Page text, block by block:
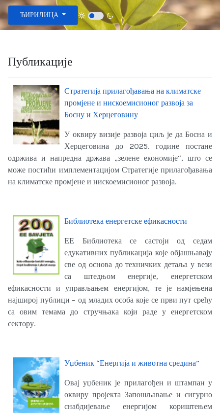
Изаберите ваш језик
ЋИРИЛИЦА
Публикације
Стратегија прилагођавања на климатске
промјене и нискоемисионог развоја за
Босну и Херцеговину
У оквиру визије развоја циљ је да Босна и
Херцеговина до 2025. године постане
одржива и напредна држава „зелене економије“, што се
може постићи имплементацијом Стратегије прилагођавања
на климатске промјене и нискоемисионог развоја.
Библиотека енергетске ефикасности
ЕЕ Библиотека се састоји од седам
едукативних публикација које објашњавају
све од основа до техничких детаља у вези
са штедњом енергије, енергетском
ефикасности и управљањем енергијом, те је намјењена
најширој публици – од младих особа које се први пут срећу
са овим темама до стручњака који раде у енергетском
сектору.
Уџбеник “Енергија и животна средина”
Овај уџбеник је прилагођен и штампан у
оквиру пројекта Запошљавање и сигурно
снабдијевање енергијом кориштењем